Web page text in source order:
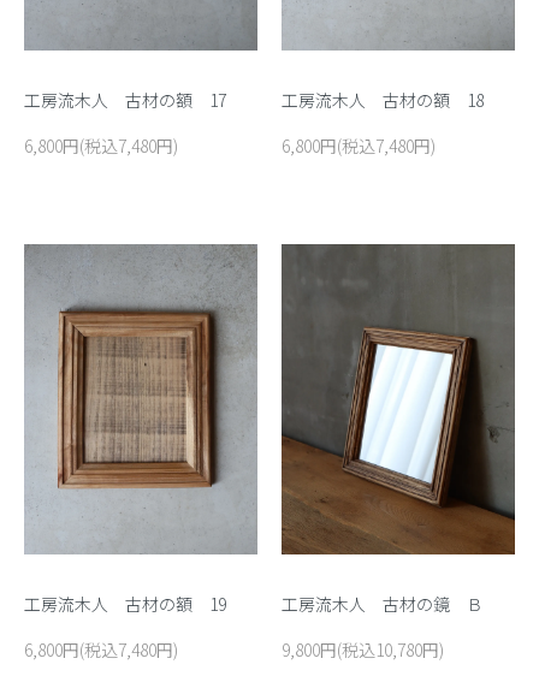
工房流木人 古材の額 17
6,800円(税込7,480円)
工房流木人 古材の額 18
6,800円(税込7,480円)
工房流木人 古材の額 19
6,800円(税込7,480円)
工房流木人 古材の鏡 Ｂ
9,800円(税込10,780円)